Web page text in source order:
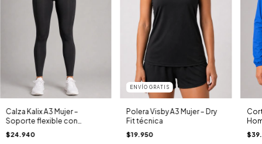
Calza Kalix A3 Mujer –
Soporte flexible con
bolsillos
$24.940
ENVÍO GRATIS
Polera Visby A3 Mujer – Dry
Fit técnica
$19.950